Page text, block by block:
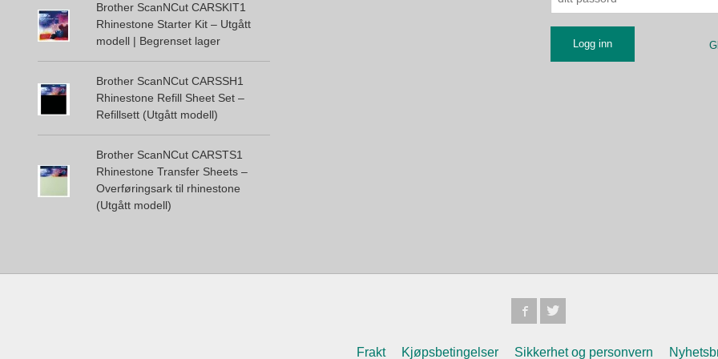
Brother ScanNCut CARSKIT1
Rhinestone Starter Kit – Utgått
modell | Begrenset lager
Brother ScanNCut CARSSH1
Rhinestone Refill Sheet Set –
Refillsett (Utgått modell)
Brother ScanNCut CARSTS1
Rhinestone Transfer Sheets –
Overføringsark til rhinestone
(Utgått modell)
Frakt Kjøpsbetingelser Sikkerhet og personvern